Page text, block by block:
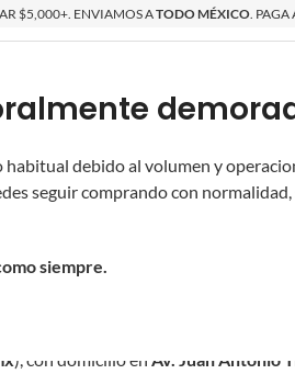
habitual debido al volumen y
seguir comprando con
siempre.
$5,000+. ENVIAMOS ATODO MÉXICO . PAGA
NUEVOSPROMOCIONES
conocimiento que su información
de que tome decisiones
de confianza con relación al
), con domicilio en Av. Juan Antonio